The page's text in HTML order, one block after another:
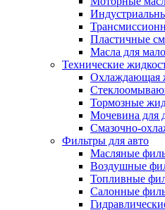
Пластичные
Масла для
Технические
Охлаждающая
Тормозные
Мочевина для
Смазочно-
Фильтры для авто
Масляные
Воздушные
Топливные
Салонные